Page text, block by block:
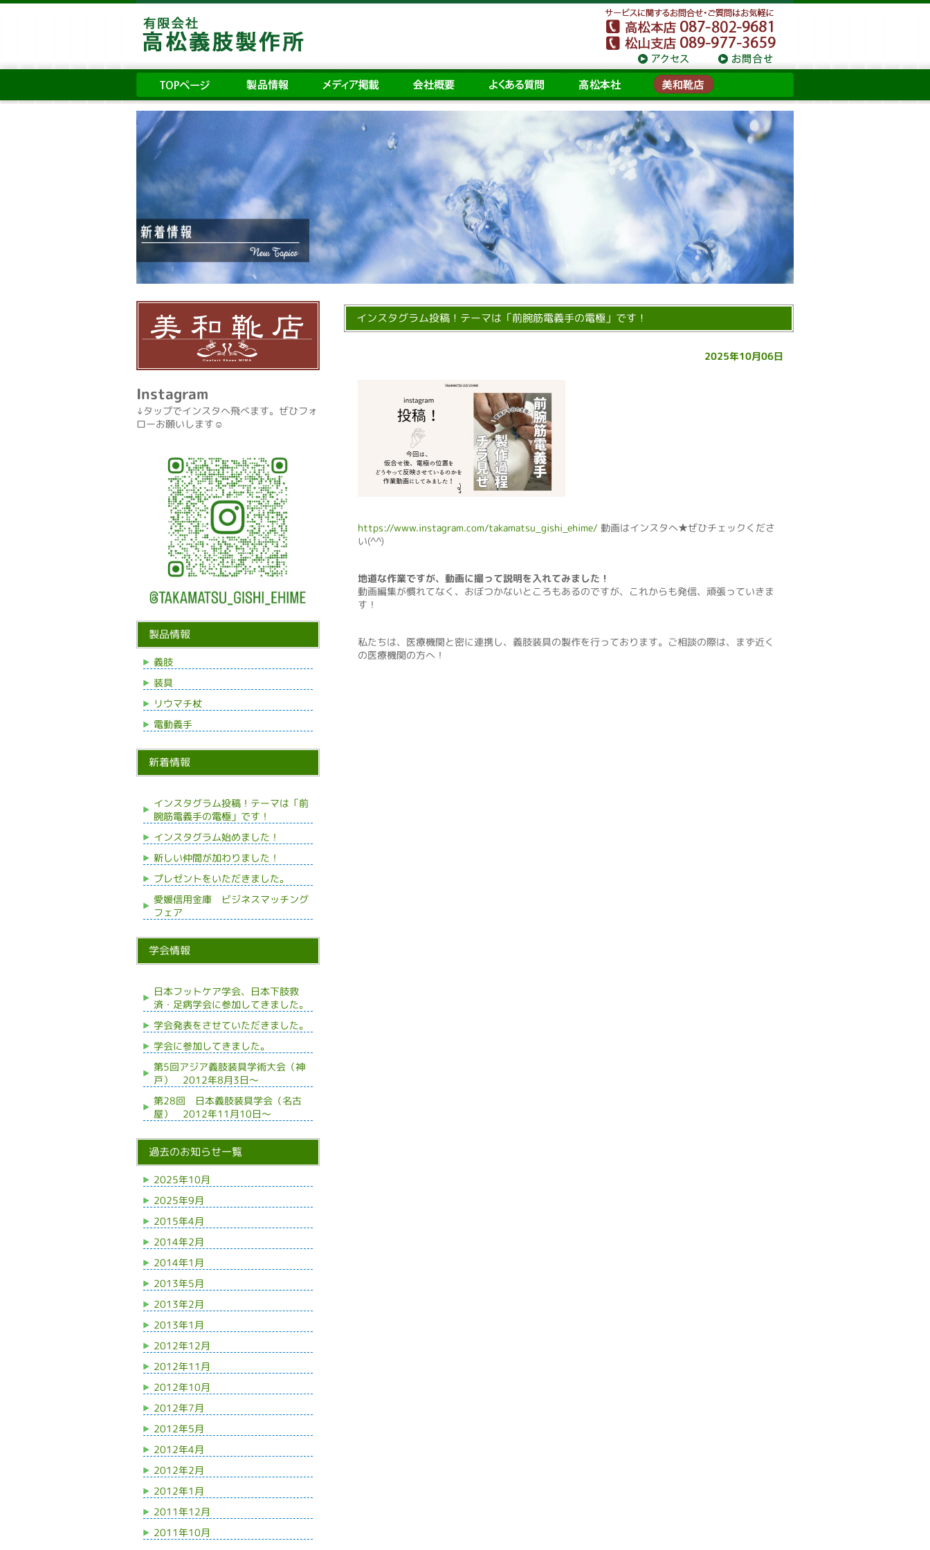
インスタグラム投稿！テーマは「前腕筋電義手の電極」です！
2025年10月06日
https://www.instagram.com/takamatsu_gishi_ehime/ 動画はインスタへ★ぜひチェックくださ
い(^^)
地道な作業ですが、動画に撮って説明を入れてみました！
動画編集が慣れてなく、おぼつかないところもあるのですが、これからも発信、頑張っていきま
す！
私たちは、医療機関と密に連携し、義肢装具の製作を行っております。ご相談の際は、まず近く
の医療機関の方へ！
Instagram
↓タップでインスタへ飛べます。ぜひフォ
ローお願いします☺️
製品情報
義肢
装具
リウマチ杖
電動義手
新着情報
インスタグラム投稿！テーマは「前
腕筋電義手の電極」です！
インスタグラム始めました！
新しい仲間が加わりました！
プレゼントをいただきました。
愛媛信用金庫 ビジネスマッチング
フェア
学会情報
日本フットケア学会、日本下肢救
済・足病学会に参加してきました。
学会発表をさせていただきました。
学会に参加してきました。
第5回アジア義肢装具学術大会（神
戸） 2012年8月3日～
第28回 日本義肢装具学会（名古
屋） 2012年11月10日～
過去のお知らせ一覧
2025年10月
2025年9月
2015年4月
2014年2月
2014年1月
2013年5月
2013年2月
2013年1月
2012年12月
2012年11月
2012年10月
2012年7月
2012年5月
2012年4月
2012年2月
2012年1月
2011年12月
2011年10月